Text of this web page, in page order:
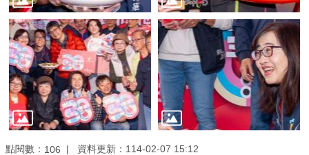
司
及
商
業
登
記
服
點閱數： 106
資料更新：114-02-07 15:12